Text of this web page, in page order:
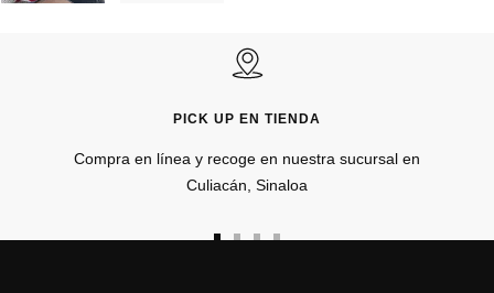
PICK UP EN TIENDA
Compra en línea y recoge en nuestra sucursal en
Culiacán, Sinaloa